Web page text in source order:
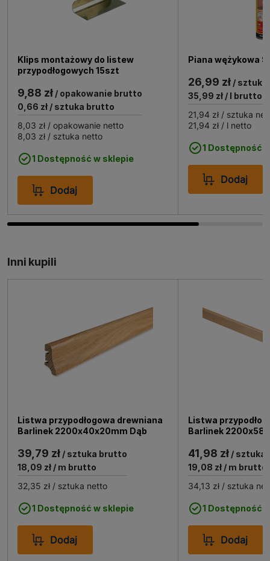
przypodłogowych dostępnych na rynku.
przyściennych Barlinek.
Klipsy montażowe Barlinek są idealne do montażu
listew przypodłogowych w domach, biurach czy innych
przestrzeniach użytkowych. Dzięki nim listwy są
stabilnie przymocowane do ściany, co zapobiega ich
przesuwaniu się i zapewnia estetyczny wygląd
pomieszczenia. Klipsy są łatwe w użyciu, co sprawia, że
nawet osoby bez doświadczenia w montażu mogą z
powodzeniem z nich korzystać. To doskonały wybór
dla każdego, kto ceni sobie jakość i prostotę montażu.
Klips montażowy do listew
przypodłogowych 15szt
9,88 zł / opakowanie brutto
0,66 zł / sztuka brutto
8,03 zł / opakowanie netto
8,03 zł / sztuka netto
1 Dostępność w sklepie
Dodaj
Piana wężykowa
26,99 zł/ sztuka
35,99 zł/ l brutto
21,94 zł/ sztuka
21,94 zł/ l netto
1 Dostępność
Dodaj
Inni kupili
Listwa przypodłogowa drewniana
Barlinek 2200x40x20mm Dąb
39,79 zł / sztuka brutto
18,09 zł / m brutto
32,35 zł / sztuka netto
1 Dostępność w sklepie
Dodaj
Listwa
Barlinek
41,98 zł/ sztuka
19,08 zł/ m brutto
34,13 zł/ sztuka
1 Dostępność
Dodaj